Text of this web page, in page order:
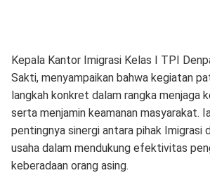
Kepala Kantor Imigrasi Kelas I TPI
Sakti, menyampaikan bahwa kegiatan
langkah konkret dalam rangka menjaga
serta menjamin keamanan masyarakat.
pentingnya sinergi antara pihak Imigrasi
usaha dalam mendukung efektivitas
keberadaan orang asing.